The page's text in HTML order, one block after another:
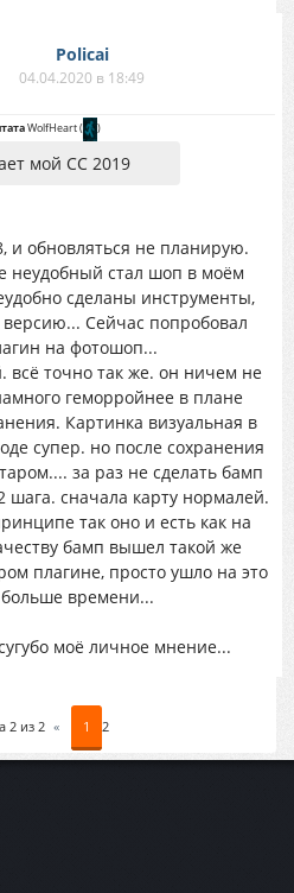
Policai
04.04.2020 в 18:49
WolfHeart( )
мой СС 2019
и обновляться не планирую.
неудобный стал шоп в моём
сделаны инструменты,
Сейчас попробовал
на фотошоп...
всё точно так же. он ничем не
геморройнее в плане
Картинка визуальная в
супер. но после сохранения
за раз не сделать бамп
шага. сначала карту нормалей.
так оно и есть как на
бамп вышел такой же
плагине, просто ушло на это
времени...
моё личное мнение...
2 из 2 « 1 2